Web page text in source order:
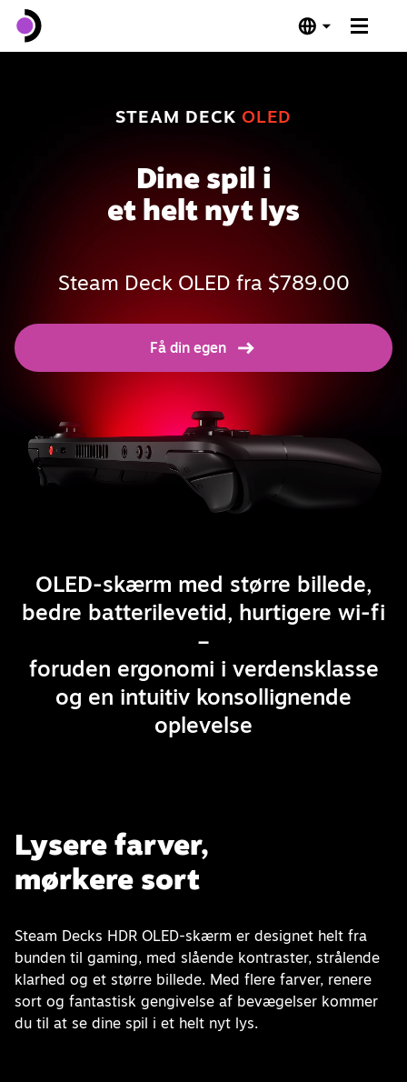
Deck Verified
Tekniske specifikationer
STEAM DECK OLED
Dine spil i
et helt nyt lys
Steam Deck OLED fra $789.00
Få din egen
OLED-skærm med større billede,
bedre batterilevetid, hurtigere wi-fi
–
foruden ergonomi i verdensklasse
og en intuitiv konsollignende
oplevelse
Lysere farver,
mørkere sort
Steam Decks HDR OLED-skærm er designet helt fra
bunden til gaming, med slående kontraster, strålende
klarhed og et større billede. Med flere farver, renere
sort og fantastisk gengivelse af bevægelser kommer
du til at se dine spil i et helt nyt lys.